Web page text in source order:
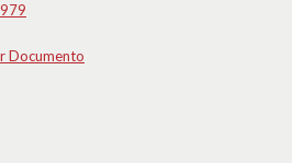
Documento